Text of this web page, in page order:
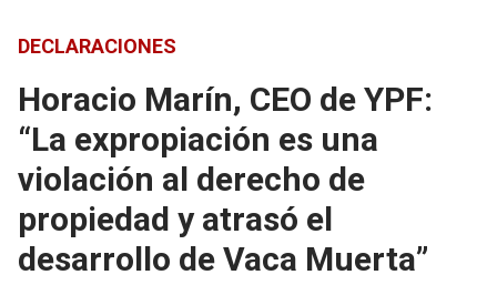
DECLARACIONES
Horacio Marín, CEO de YPF:
“La expropiación es una
violación al derecho de
propiedad y atrasó el
desarrollo de Vaca Muerta”